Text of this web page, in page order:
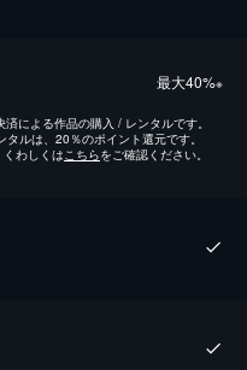
最⼤40%※
による作品の購入 / レンタルです。
ルは、20％のポイント還元です。
わしくは こちらをご確認ください。